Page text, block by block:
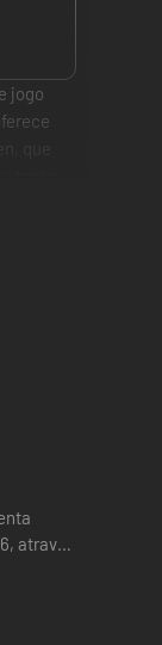
jogo
State,
através